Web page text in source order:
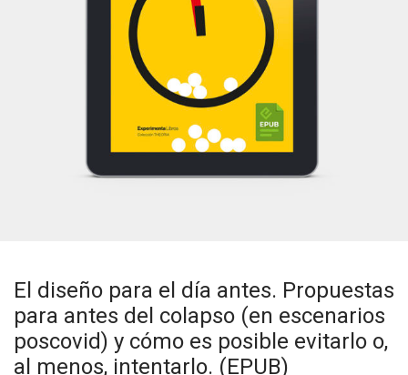
El diseño para el día antes. Propuestas
para antes del colapso (en escenarios
poscovid) y cómo es posible evitarlo o,
al menos, intentarlo. (EPUB)